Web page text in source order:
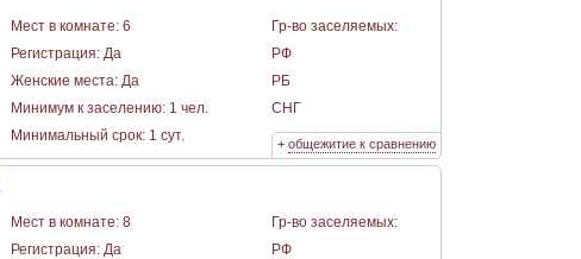
Мест в комнате: 6
Регистрация: Да
Женские места: Да
Минимум к заселению: 1 чел.
Минимальный срок: 1 сут.
Гр-во заселяемых:
РФ
РБ
СНГ
+ общежитие к сравнению
Мест в комнате: 8
Регистрация: Да
Гр-во заселяемых:
РФ